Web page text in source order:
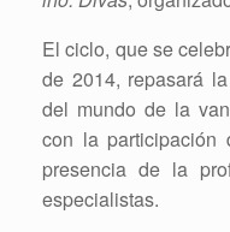
El ciclo, que se
de 2014, repasará
del mundo de la
con la participación
presencia de la
especialistas.